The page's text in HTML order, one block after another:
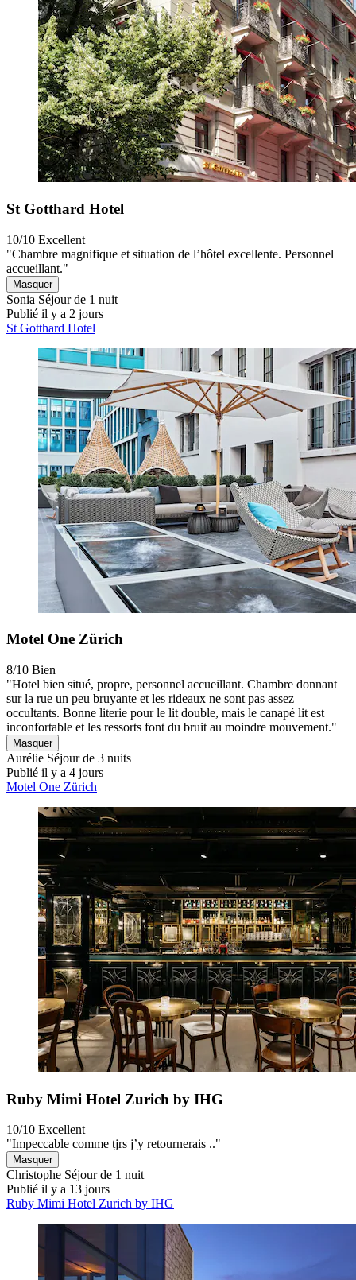
St Gotthard Hotel
10/10 Excellent
"Chambre magnifique et situation de l’hôtel excellente. Personnel
accueillant."
Masquer
Sonia Séjour de 1 nuit
Publié il y a 2 jours
St Gotthard Hotel
Motel One Zürich
8/10 Bien
"Hotel bien situé, propre, personnel accueillant. Chambre donnant
sur la rue un peu bruyante et les rideaux ne sont pas assez
occultants. Bonne literie pour le lit double, mais le canapé lit est
inconfortable et les ressorts font du bruit au moindre mouvement."
Masquer
Aurélie Séjour de 3 nuits
Publié il y a 4 jours
Motel One Zürich
Ruby Mimi Hotel Zurich by IHG
10/10 Excellent
"Impeccable comme tjrs j’y retournerais .."
Masquer
Christophe Séjour de 1 nuit
Publié il y a 13 jours
Ruby Mimi Hotel Zurich by IHG